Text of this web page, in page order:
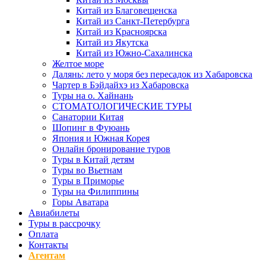
Китай из Благовещенска
Китай из Санкт-Петербурга
Китай из Красноярска
Китай из Якутска
Китай из Южно-Сахалинска
Желтое море
Далянь: лето у моря без пересадок из Хабаровска
Чартер в Бэйдайхэ из Хабаровска
Туры на о. Хайнань
СТОМАТОЛОГИЧЕСКИЕ ТУРЫ
Санатории Китая
Шопинг в Фуюань
Япония и Южная Корея
Онлайн бронирование туров
Туры в Китай детям
Туры во Вьетнам
Туры в Приморье
Туры на Филиппины
Горы Аватара
Авиабилеты
Туры в рассрочку
Оплата
Контакты
Агентам